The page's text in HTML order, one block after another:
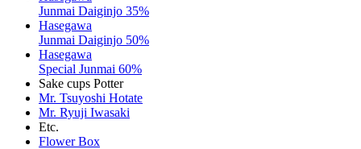
Junmai Daiginjo 35%
Hasegawa
Junmai Daiginjo 50%
Hasegawa
Special Junmai 60%
Sake cups Potter
Mr. Tsuyoshi Hotate
Mr. Ryuji Iwasaki
Etc.
Flower Box